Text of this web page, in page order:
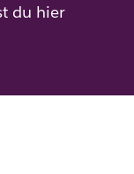
du hier